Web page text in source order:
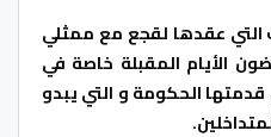
التي عقدها لقجع مع ممثلي
الأيام المقبلة خاصة في
الحكومة و التي يبدو